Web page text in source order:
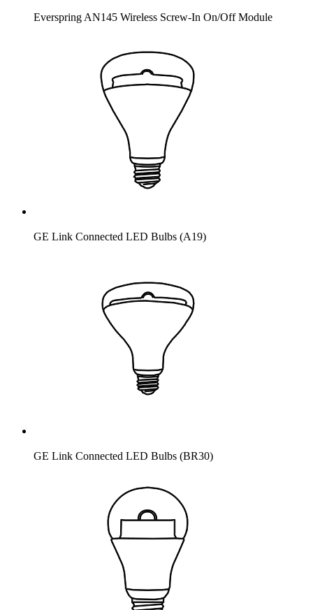
Everspring AN145 Wireless Screw-In On/Off Module
GE Link Connected LED Bulbs (A19)
GE Link Connected LED Bulbs (BR30)